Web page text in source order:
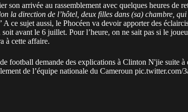
son arrivée au rassemblement avec quelques heures de
la direction de l’hôtel, deux filles dans (sa) chambre, qui
A ce sujet aussi, le Phocéen va devoir apporter des
avant le 6 juillet. Pour l’heure, on ne sait pas si le
à cette affaire.
football demande des explications à Clinton N'jie suite à
de l’équipe nationale du Cameroun pic.twitter.com/